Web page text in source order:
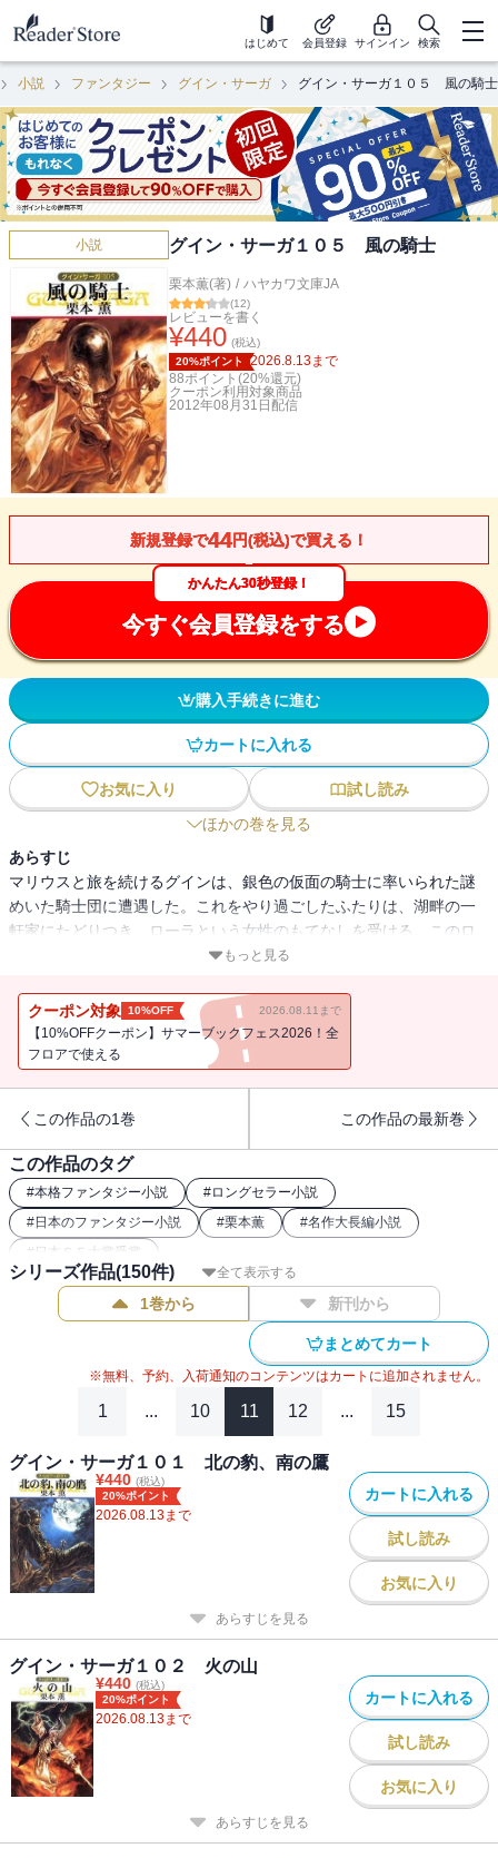
はじめて 会員登録 サインイン 検索
小説 ファンタジー グイン・サーガ グイン・サーガ１０５ 風の騎士
小説 グイン・サーガ１０５ 風の騎士
栗本薫(著) / ハヤカワ文庫JA
(12)
レビューを書く
¥440 (税込)
20%ポイント
2026.8.13まで
88ポイント(20%還元)
クーポン利用対象商品
2012年08月31日 配信
新規登録で44円(税込)で買える！
かんたん30秒登録！
今すぐ会員登録をする
購入手続きに進む
カートに入れる
お気に入り
試し読み
ほかの巻を見る
あらすじ
マリウスと旅を続けるグインは、銀色の仮面の騎士に率いられた謎
めいた騎士団に遭遇した。これをやり過ごしたふたりは、湖畔の一
軒家にたどりつき、ローラという女性のもてなしを受ける。このロ
ーラこそ、かつてのアムネリスの侍女フロリーであり、その息子の
世間の目を避けて暮らすふたりだが、その運命の歯車は今や軋みを
あげて大きく回ろうとしていた。（※電子書籍版には口絵・挿絵が
収録されておりません）
もっと見る
クーポン対象 10%OFF 2026.08.11まで
【10%OFFクーポン】サマーブックフェス2026！全
フロアで使える
この作品の1巻 この作品の最新巻
この作品のタグ
#本格ファンタジー小説 #ロングセラー小説
#日本のファンタジー小説 #栗本薫 #名作大長編小説
# 日本ＳＦ大賞受賞
全て表示する
シリーズ作品(150件)
1巻から 新刊から
まとめてカート
※無料、予約、入荷通知のコンテンツはカートに追加されません。
1 ... 10 11 12 ... 15
グイン・サーガ１０１ 北の豹、南の鷹
¥440 (税込)
20%ポイント
2026.08.13まで
カートに入れる
試し読み
お気に入り
あらすじを見る
グイン・サーガ１０２ 火の山
¥440 (税込)
20%ポイント
2026.08.13まで
カートに入れる
試し読み
お気に入り
あらすじを見る